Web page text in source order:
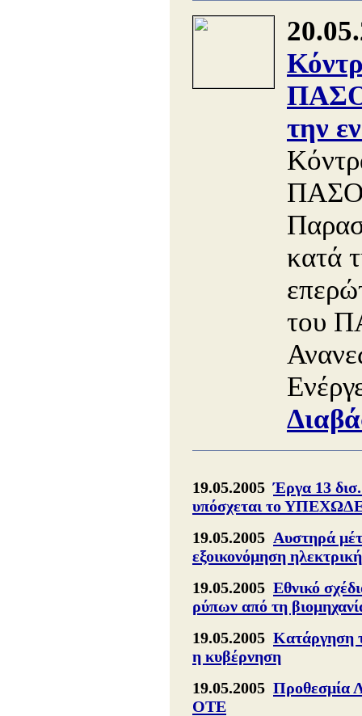
την
κατά
του
19.05.2005Έργα 13
υπόσχεται το
19.05.2005 Αυστηρά
εξοικονόμηση
19.05.2005 Εθνικό
ρύπων από τη
19.05.2005 Κατάργηση
η κυβέρνηση
19.05.2005 Προθεσμία
ΟΤΕ